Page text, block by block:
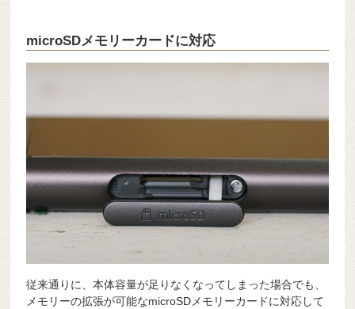
microSDメモリーカードに対応
従来通りに、本体容量が足りなくなってしまった場合でも、
メモリーの拡張が可能なmicroSDメモリーカードに対応して